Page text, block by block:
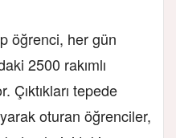
öğrenci, her gün
2500 rakımlı
Çıktıkları tepede
oturan öğrenciler,